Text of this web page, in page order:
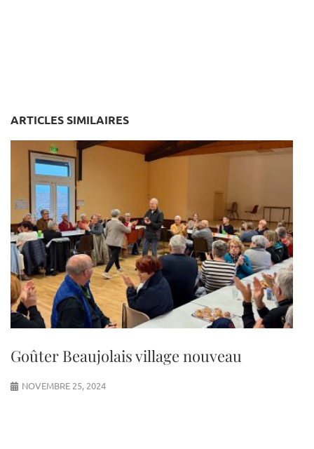
ARTICLES SIMILAIRES
Goûter Beaujolais village nouveau
NOVEMBRE 25, 2024